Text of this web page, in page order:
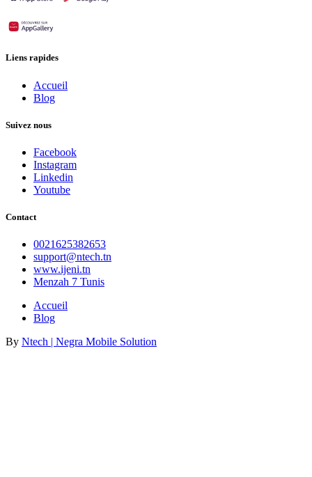
Liens rapides
Accueil
Blog
Suivez nous
Facebook
Instagram
Linkedin
Youtube
Contact
0021625382653
support@ntech.tn
www.ijeni.tn
Menzah 7 Tunis
Accueil
Blog
By Ntech | Negra Mobile Solution